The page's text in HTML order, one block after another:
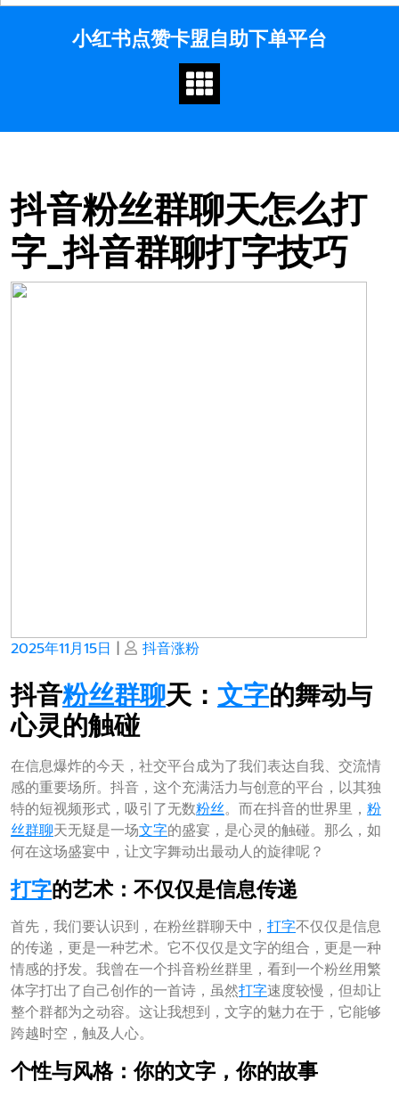
小红书点赞卡盟自助下单平台
抖音粉丝群聊天怎么打
字_抖音群聊打字技巧
Posted
2025年11月15日 | Posted
抖音涨粉
抖音粉丝群聊天： 文字的舞动与
心灵的触碰
在信息爆炸的今天，社交平台成为了我们表达自我、交流情
感的重要场所。抖音，这个充满活力与创意的平台，以其独
特的短视频形式，吸引了无数粉丝。而在抖音的世界里， 粉
丝群聊天无疑是一场文字的盛宴，是心灵的触碰。那么，如
何在这场盛宴中，让文字舞动出最动人的旋律呢？
打字的艺术：不仅仅是信息传递
首先，我们要认识到，在粉丝群聊天中， 打字不仅仅是信息
的传递，更是一种艺术。它不仅仅是文字的组合，更是一种
情感的抒发。我曾在一个抖音粉丝群里，看到一个粉丝用繁
体字打出了自己创作的一首诗，虽然打字速度较慢，但却让
整个群都为之动容。这让我想到，文字的魅力在于，它能够
跨越时空，触及人心。
个性与风格：你的文字，你的故事